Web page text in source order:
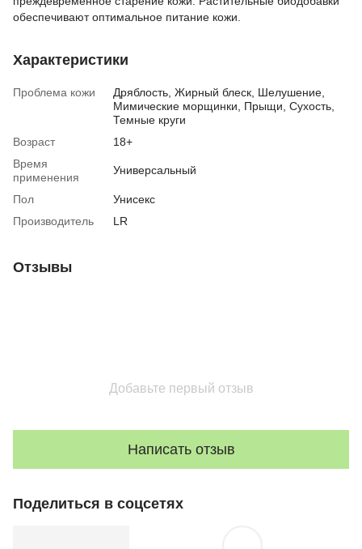
обеспечивают оптимальное питание кожи.
Характеристики
Проблема кожи
Дряблость, Жирный блеск, Шелушение,
Мимические морщинки, Прыщи, Сухость,
Темные круги
Возраст
18+
Время
применения
Универсальный
Пол
Унисекс
Производитель
LR
Отзывы
Добавьте первый отзыв
Написать отзыв
Поделиться в соцсетях